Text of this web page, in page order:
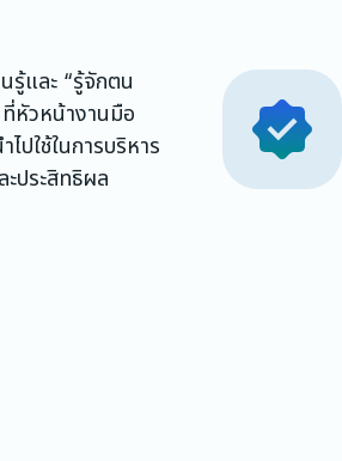
รู้และ “รู้จักตน
หัวหน้างานมือ
ไปใช้ในการบริหาร
ะประสิทธิผล